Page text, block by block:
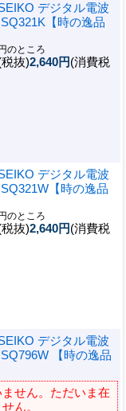
デジタル電波
【時の逸品
のところ
抜)2,640円(消費税
デジタル電波
【時の逸品
のところ
抜)2,640円(消費税
デジタル電波
【時の逸品
せん。ただいま在
ん。